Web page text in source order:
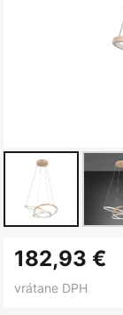
na
začiatok
182,93 €
vrátane DPH